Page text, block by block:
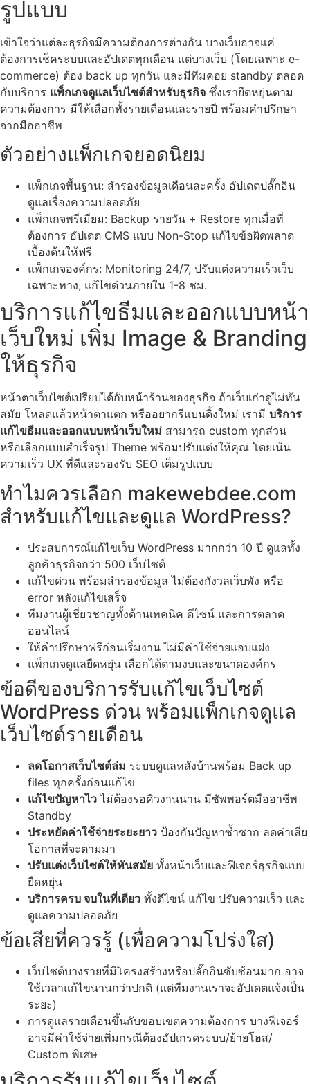
รูปแบบ
เข้าใจว่าแต่ละธุรกิจมีความต้องการต่างกัน บางเว็บอาจแค่
ต้องการเช็คระบบและอัปเดตทุกเดือน แต่บางเว็บ (โดยเฉพาะ e-
commerce) ต้อง back up ทุกวัน และมีทีมคอย standby ตลอด
กับบริการ แพ็กเกจดูแลเว็บไซต์สำหรับธุรกิจ ซึ่งเรายืดหยุ่นตาม
ความต้องการ มีให้เลือกทั้งรายเดือนและรายปี พร้อมคำปรึกษา
จากมืออาชีพ
ตัวอย่างแพ็กเกจยอดนิยม
แพ็กเกจพื้นฐาน: สำรองข้อมูลเดือนละครั้ง อัปเดตปลั๊กอิน
ดูแลเรื่องความปลอดภัย
แพ็กเกจพรีเมียม: Backup รายวัน + Restore ทุกเมื่อที่
ต้องการ อัปเดต CMS แบบ Non-Stop แก้ไขข้อผิดพลาด
เบื้องต้นให้ฟรี
แพ็กเกจองค์กร: Monitoring 24/7, ปรับแต่งความเร็วเว็บ
เฉพาะทาง, แก้ไขด่วนภายใน 1-8 ชม.
บริการแก้ไขธีมและออกแบบหน้า
เว็บใหม่ เพิ่ม Image & Branding
ให้ธุรกิจ
หน้าตาเว็บไซต์เปรียบได้กับหน้าร้านของธุรกิจ ถ้าเว็บเก่าดูไม่ทัน
สมัย โหลดแล้วหน้าตาแตก หรืออยากรีแบนดิ้งใหม่ เรามี บริการ
แก้ไขธีมและออกแบบหน้าเว็บใหม่ สามารถ custom ทุกส่วน
หรือเลือกแบบสำเร็จรูป Theme พร้อมปรับแต่งให้คุณ โดยเน้น
ความเร็ว UX ที่ดีและรองรับ SEO เต็มรูปแบบ
ทำไมควรเลือก makewebdee.com
สำหรับแก้ไขและดูแล WordPress?
ประสบการณ์แก้ไขเว็บ WordPress มากกว่า 10 ปี ดูแลทั้ง
ลูกค้าธุรกิจกว่า 500 เว็บไซต์
แก้ไขด่วน พร้อมสำรองข้อมูล ไม่ต้องกังวลเว็บพัง หรือ
error หลังแก้ไขเสร็จ
ทีมงานผู้เชี่ยวชาญทั้งด้านเทคนิค ดีไซน์ และการตลาด
ออนไลน์
ให้คำปรึกษาฟรีก่อนเริ่มงาน ไม่มีค่าใช้จ่ายแอบแฝง
แพ็กเกจดูแลยืดหยุ่น เลือกได้ตามงบและขนาดองค์กร
ข้อดีของบริการรับแก้ไขเว็บไซต์
WordPress ด่วน พร้อมแพ็กเกจดูแล
เว็บไซต์รายเดือน
ลดโอกาสเว็บไซต์ล่ม ระบบดูแลหลังบ้านพร้อม Back up
files ทุกครั้งก่อนแก้ไข
แก้ไขปัญหาไว ไม่ต้องรอคิวงานนาน มีซัพพอร์ตมืออาชีพ
Standby
ประหยัดค่าใช้จ่ายระยะยาว ป้องกันปัญหาซ้ำซาก ลดค่าเสีย
โอกาสที่จะตามมา
ปรับแต่งเว็บไซต์ให้ทันสมัย ทั้งหน้าเว็บและฟีเจอร์ธุรกิจแบบ
ยืดหยุ่น
บริการครบ จบในที่เดียว ทั้งดีไซน์ แก้ไข ปรับความเร็ว และ
ดูแลความปลอดภัย
ข้อเสียที่ควรรู้ (เพื่อความโปร่งใส)
เว็บไซต์บางรายที่มีโครงสร้างหรือปลั๊กอินซับซ้อนมาก อาจ
ใช้เวลาแก้ไขนานกว่าปกติ (แต่ทีมงานเราจะอัปเดตแจ้งเป็น
ระยะ)
การดูแลรายเดือนขึ้นกับขอบเขตความต้องการ บางฟีเจอร์
อาจมีค่าใช้จ่ายเพิ่มกรณีต้องอัปเกรดระบบ/ย้ายโฮส/
Custom พิเศษ